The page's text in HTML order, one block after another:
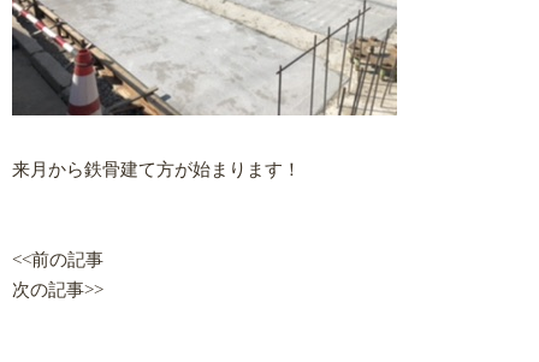
来月から鉄骨建て方が始まります！
<<前の記事
次の記事>>